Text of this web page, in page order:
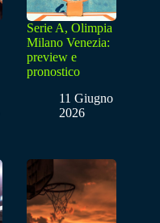
Serie A, Olimpia
Milano Venezia:
preview e
pronostico
11 Giugno
2026